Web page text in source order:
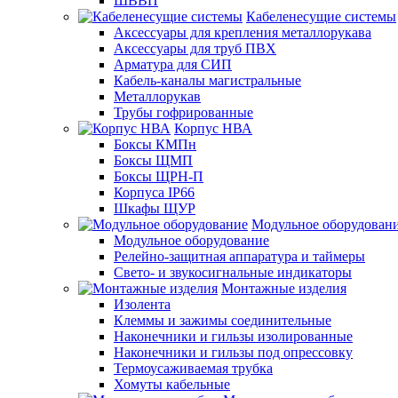
Кабеленесущие системы
Аксессуары для крепления металлорукава
Аксессуары для труб ПВХ
Арматура для СИП
Кабель-каналы магистральные
Металлорукав
Трубы гофрированные
Корпус НВА
Боксы КМПн
Боксы ЩМП
Боксы ЩРН-П
Корпуса IP66
Шкафы ЩУР
Модульное
Модульное оборудование
Релейно-защитная аппаратура и таймеры
Свето- и звукосигнальные индикаторы
Монтажные изделия
Изолента
Клеммы и зажимы соединительные
Наконечники и гильзы изолированные
Наконечники и гильзы под опрессовку
Термоусаживаемая трубка
Хомуты кабельные